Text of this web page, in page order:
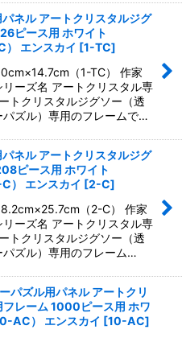
ネル アートクリスタルジグ
ピース用 ホワイト
） エンスカイ [1-TC]
（1-TC） 作家
ーズ名 アートクリスタル専
トクリスタルジグソー（透
パズル）専用のフレームで…
ネル アートクリスタルジグ
ピース用 ホワイト
） エンスカイ [2-C]
（2-C） 作家
ーズ名 アートクリスタル専
トクリスタルジグソー（透
パズル）専用のフレーム…
ズル用パネル アートクリ
フレーム 1000ピース用 ホワ
AC） エンスカイ [10-AC]